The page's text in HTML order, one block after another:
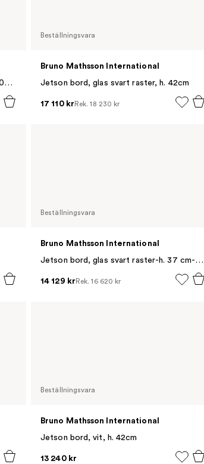
Jetson 66 Lång dyna fåtölj, Elmosoft 00109 vit-linneväv
Beställningsvara
Bruno Mathsson International
Jetson bord, glas svart raster, h. 42cm
17 110 kr Rek.18 230 kr
Beställningsvara
Bruno Mathsson International
Jetson bord, glas svart raster-h. 37 cm-krom
14 129 kr Rek.16 620 kr
Beställningsvara
Bruno Mathsson International
Jetson bord, vit, h. 42cm
13 240 kr